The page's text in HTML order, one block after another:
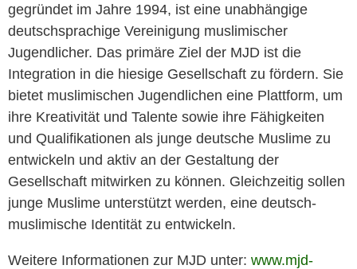
gegründet im Jahre 1994, ist eine unabhängige
deutschsprachige Vereinigung muslimischer
Jugendlicher. Das primäre Ziel der MJD ist die
Integration in die hiesige Gesellschaft zu fördern. Sie
bietet muslimischen Jugendlichen eine Plattform, um
ihre Kreativität und Talente sowie ihre Fähigkeiten
und Qualifikationen als junge deutsche Muslime zu
entwickeln und aktiv an der Gestaltung der
Gesellschaft mitwirken zu können. Gleichzeitig sollen
junge Muslime unterstützt werden, eine deutsch-
muslimische Identität zu entwickeln.
Weitere Informationen zur MJD unter: www.mjd-